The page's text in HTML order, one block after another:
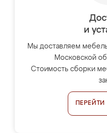
и
Мы доставляем
Московской
Стоимость сборки